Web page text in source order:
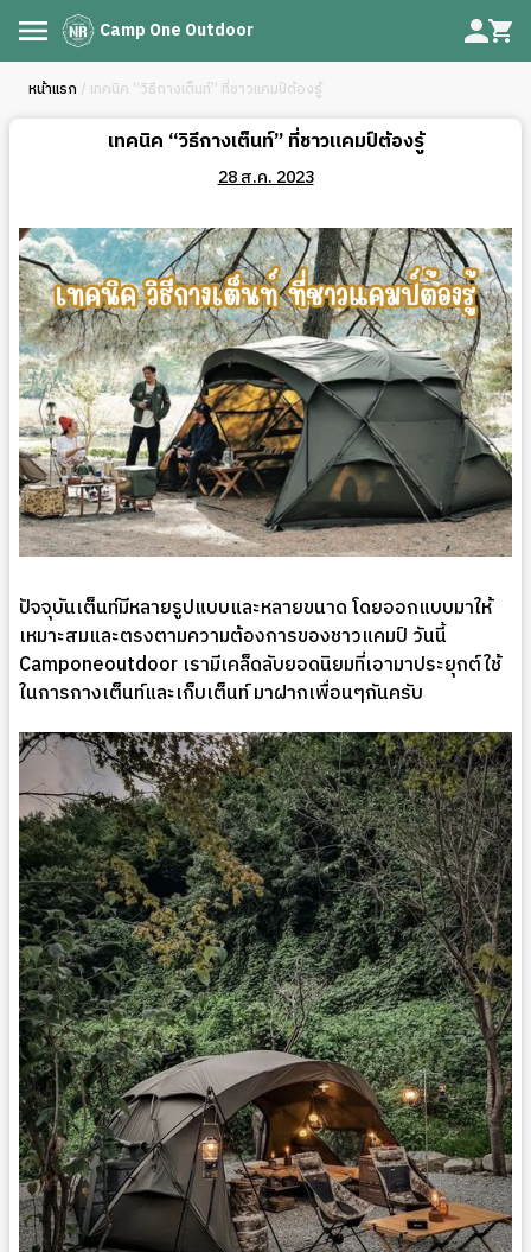
Camp One Outdoor
หน้าแรก / เทคนิค “วิธีกางเต็นท์” ที่ชาวแคมป์ต้องรู้
เทคนิค “วิธีกางเต็นท์” ที่ชาวแคมป์ต้องรู้
28 ส.ค. 2023
ปัจจุบันเต็นท์มีหลายรูปแบบและหลายขนาด โดยออกแบบมาให้
เหมาะสมและตรงตามความต้องการของชาวแคมป์ วันนี้
Camponeoutdoor เรามีเคล็ดลับยอดนิยมที่เอามาประยุกต์ใช้
ในการกางเต็นท์และเก็บเต็นท์ มาฝากเพื่อนๆกันครับ